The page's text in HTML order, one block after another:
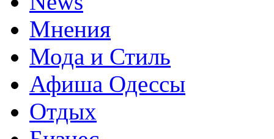
Мнения
Мода и Стиль
Афиша Одессы
Отдых